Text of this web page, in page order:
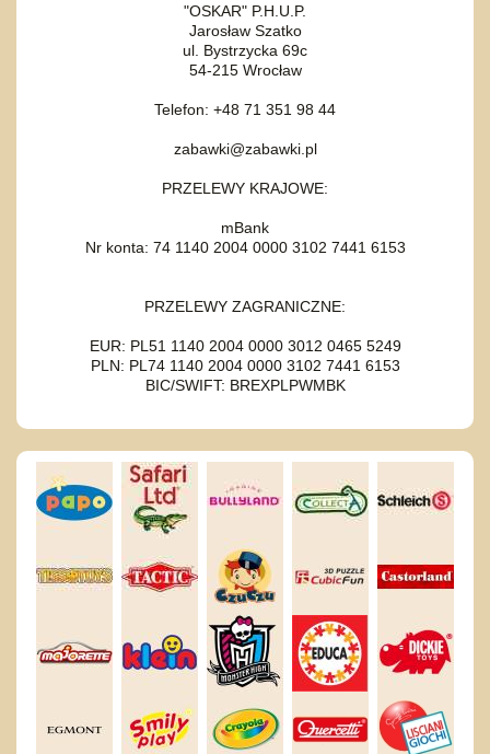
"OSKAR" P.H.U.P.
Jarosław Szatko
ul. Bystrzycka 69c
54-215 Wrocław
Telefon: +48 71 351 98 44
zabawki@zabawki.pl
PRZELEWY KRAJOWE:
mBank
Nr konta: 74 1140 2004 0000 3102 7441 6153
PRZELEWY ZAGRANICZNE:
EUR: PL51 1140 2004 0000 3012 0465 5249
PLN: PL74 1140 2004 0000 3102 7441 6153
BIC/SWIFT: BREXPLPWMBK